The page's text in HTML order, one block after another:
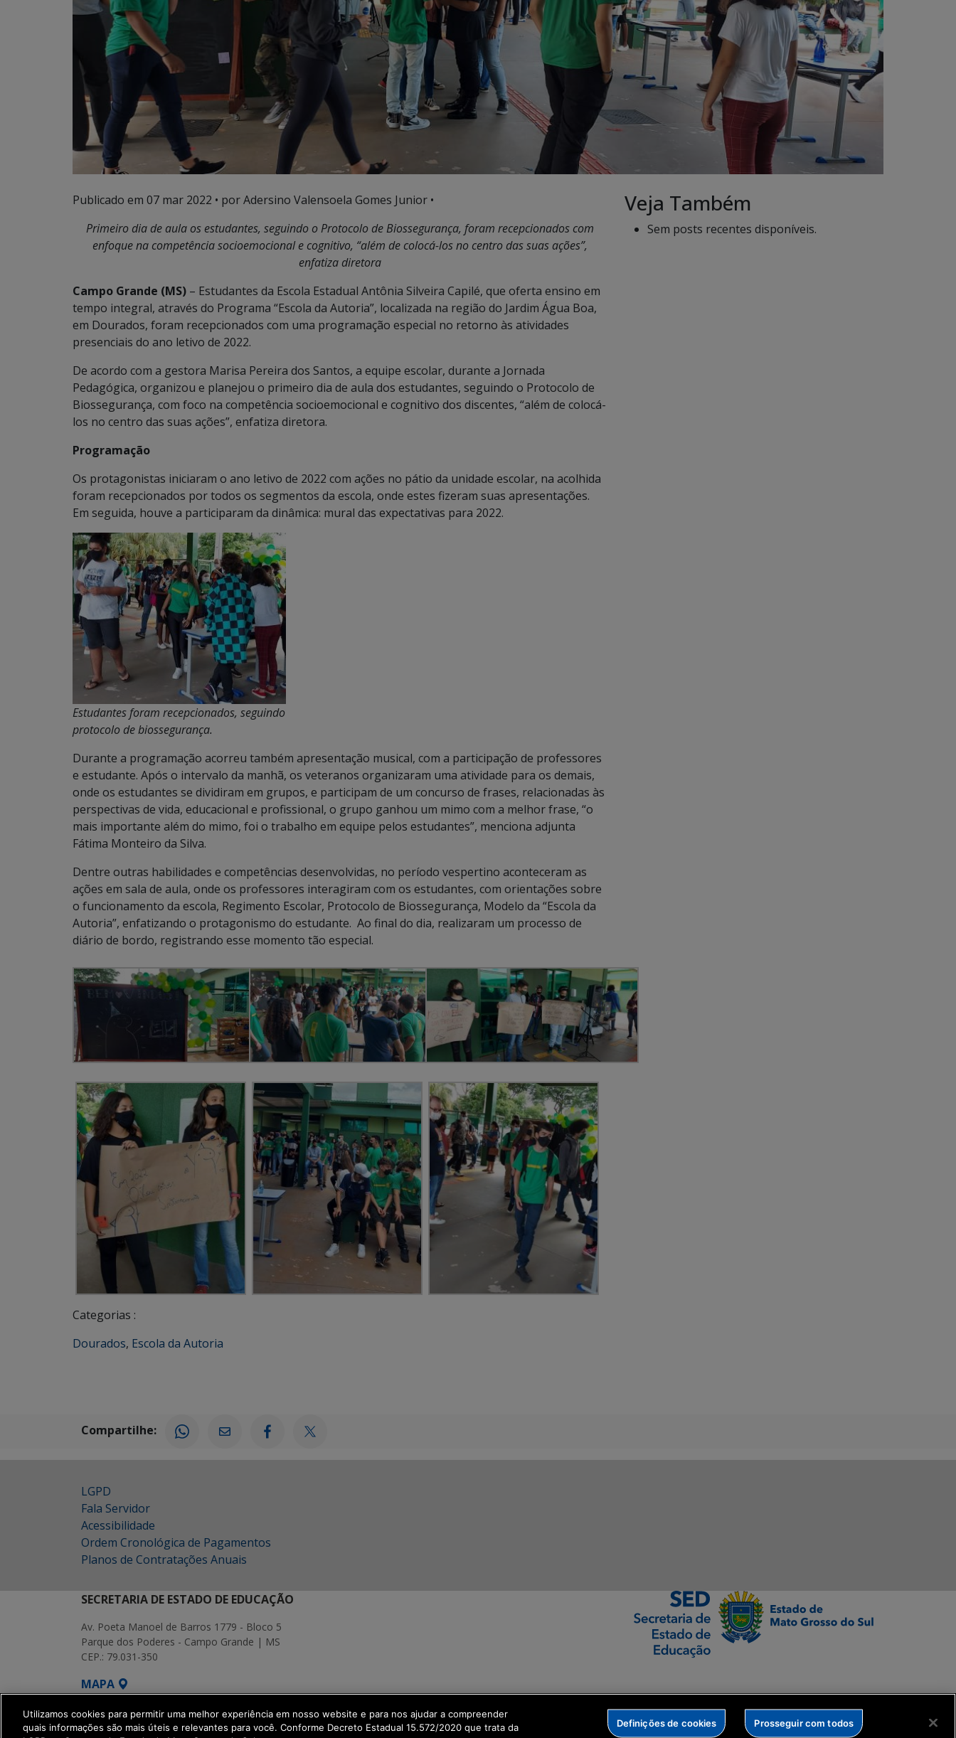
Publicado em 07 mar 2022 • por Adersino Valensoela Gomes Junior •
Primeiro dia de aula os estudantes, seguindo o Protocolo de Biossegurança, foram recepcionados com
enfoque na competência socioemocional e cognitivo, “além de colocá-los no centro das suas ações”,
enfatiza diretora
Campo Grande (MS) – Estudantes da Escola Estadual Antônia Silveira Capilé, que oferta ensino em
tempo integral, através do Programa “Escola da Autoria”, localizada na região do Jardim Água Boa,
em Dourados, foram recepcionados com uma programação especial no retorno às atividades
presenciais do ano letivo de 2022.
De acordo com a gestora Marisa Pereira dos Santos, a equipe escolar, durante a Jornada
Pedagógica, organizou e planejou o primeiro dia de aula dos estudantes, seguindo o Protocolo de
Biossegurança, com foco na competência socioemocional e cognitivo dos discentes, “além de colocá-
los no centro das suas ações”, enfatiza diretora.
Programação
Os protagonistas iniciaram o ano letivo de 2022 com ações no pátio da unidade escolar, na acolhida
foram recepcionados por todos os segmentos da escola, onde estes fizeram suas apresentações.
Em seguida, houve a participaram da dinâmica: mural das expectativas para 2022.
Estudantes foram recepcionados, seguindo
protocolo de biossegurança.
Durante a programação acorreu também apresentação musical, com a participação de professores
e estudante. Após o intervalo da manhã, os veteranos organizaram uma atividade para os demais,
onde os estudantes se dividiram em grupos, e participam de um concurso de frases, relacionadas às
perspectivas de vida, educacional e profissional, o grupo ganhou um mimo com a melhor frase, “o
mais importante além do mimo, foi o trabalho em equipe pelos estudantes”, menciona adjunta
Fátima Monteiro da Silva.
Dentre outras habilidades e competências desenvolvidas, no período vespertino aconteceram as
ações em sala de aula, onde os professores interagiram com os estudantes, com orientações sobre
o funcionamento da escola, Regimento Escolar, Protocolo de Biossegurança, Modelo da “Escola da
Autoria”, enfatizando o protagonismo do estudante. Ao final do dia, realizaram um processo de
diário de bordo, registrando esse momento tão especial.
Categorias :
Dourados, Escola da Autoria
Veja Também
Sem posts recentes disponíveis.
Compartilhe:
LGPD
Fala Servidor
Acessibilidade
Ordem Cronológica de Pagamentos
Planos de Contratações Anuais
SECRETARIA DE ESTADO DE EDUCAÇÃO
Av. Poeta Manoel de Barros 1779 - Bloco 5
Parque dos Poderes - Campo Grande | MS
CEP.: 79.031-350
MAPA
SETDIG | Secretaria-Executiva de Transformação Digital
Utilizamos cookies para permitir uma melhor experiência em nosso website e para nos ajudar a compreender
quais informações são mais úteis e relevantes para você. Conforme Decreto Estadual 15.572/2020 que trata da
Definições de cookies Prosseguir com todos